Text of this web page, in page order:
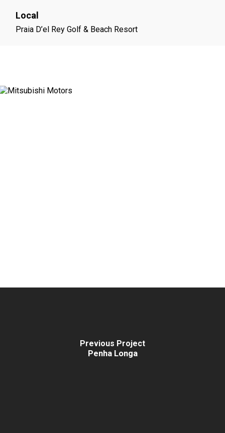
Local
Praia D’el Rey Golf & Beach Resort
Previous Project
Penha Longa